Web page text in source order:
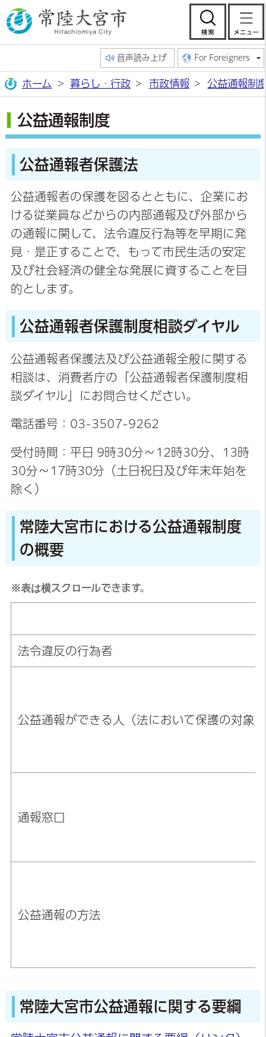
常陸大宮市公
検
音声読み上げ For Foreigners
ホーム 暮らし・行政 市政情報 公益通報制
公益通報制度
公益通報者保護法
公益通報者の保護を図るとともに、企業にお
ける従業員などからの内部通報及び外部から
の通報に関して、法令違反行為等を早期に発
見・是正することで、もって市民生活の安定
及び社会経済の健全な発展に資することを目
的とします。
公益通報者保護制度相談ダイヤル
公益通報者保護法及び公益通報全般に関する
相談は、消費者庁の「公益通報者保護制度相
談ダイヤル」にお問合せください。
電話番号：03-3507-9262
受付時間：平日 9時30分～12時30分、13時
30分～17時30分（土日祝日及び年末年始を
除く）
常陸大宮市における公益通報制度
の概要
※表は横スクロールできます。
法令違反の行為者
公益通報ができる人（法において保護の対象
通報窓口
公益通報の方法
常陸大宮市公益通報に関する要綱